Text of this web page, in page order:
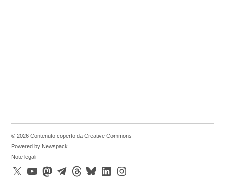
© 2026 Contenuto coperto da Creative Commons
Powered by Newspack
Note legali
X
YouTubeMastodonTelegramThreadsBlueskyLinkedInInstagram